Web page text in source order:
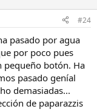
#24
pasado por agua
por poco pues
botón. Ha
pasado geníal
demasiadas...
de paparazzis